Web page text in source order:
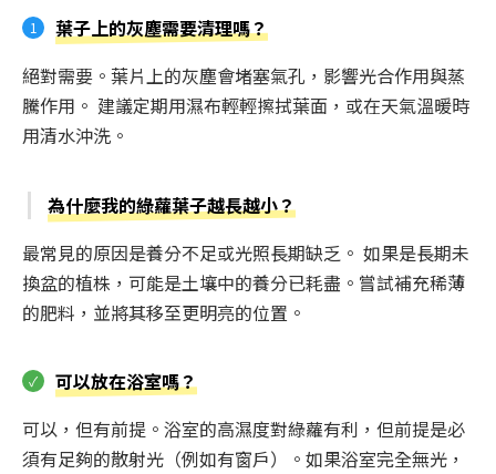
葉子上的灰塵需要清理嗎？
絕對需要。葉片上的灰塵會堵塞氣孔，影響光合作用與蒸
騰作用。 建議定期用濕布輕輕擦拭葉面，或在天氣溫暖時
用清水沖洗。
為什麼我的綠蘿葉子越長越小？
最常見的原因是養分不足或光照長期缺乏。 如果是長期未
換盆的植株，可能是土壤中的養分已耗盡。嘗試補充稀薄
的肥料，並將其移至更明亮的位置。
可以放在浴室嗎？
可以，但有前提。浴室的高濕度對綠蘿有利，但前提是必
須有足夠的散射光（例如有窗戶）。如果浴室完全無光，